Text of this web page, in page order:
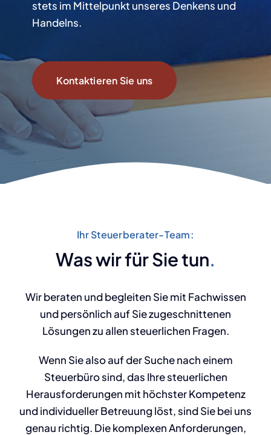
stets im Mittelpunkt unseres Denkens und
Handelns.
Kontaktieren Sie uns
Ihr Steuerberater-Team:
Was wir für Sie tun.
Wir beraten und begleiten Sie mit Fachwissen
und persönlich auf Sie zugeschnittenen
Lösungen zu allen steuerlichen Fragen.
Wenn Sie also auf der Suche nach einem
Steuerbüro sind, das Ihre steuerlichen
Herausforderungen mit höchster Kompetenz
und individueller Betreuung löst, sind Sie bei uns
genau richtig. Die komplexen Anforderungen,